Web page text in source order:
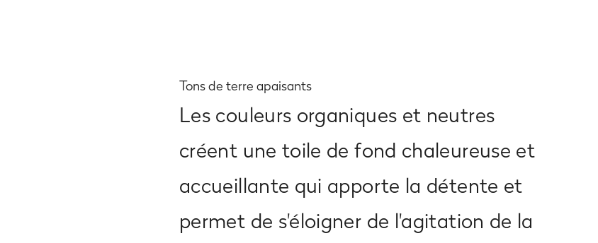
Tons de terre apaisants
Les couleurs organiques et neutres
créent une toile de fond chaleureuse et
accueillante qui apporte la détente et
permet de s'éloigner de l'agitation de la